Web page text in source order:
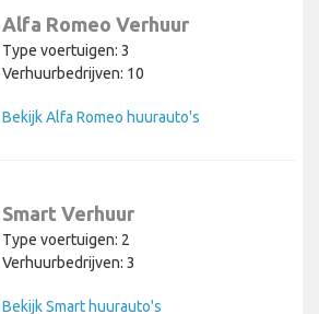
Alfa Romeo Verhuur
Type voertuigen: 3
Verhuurbedrijven: 10
Bekijk Alfa Romeo huurauto's
Smart Verhuur
Type voertuigen: 2
Verhuurbedrijven: 3
Bekijk Smart huurauto's